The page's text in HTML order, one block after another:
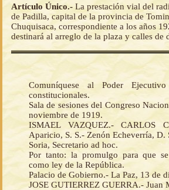
Artículo Único.- La prestación vial del
de Padilla, capital de la provincia de
Chuquisaca, correspondiente a los años
destinará al arreglo de la plaza y calles de
Comuníquese al Poder
constitucionales.
Sala de sesiones del Congreso
noviembre de 1919.
ISMAEL VAZQUEZ.- CARLOS
Aparicio, S. S.- Zenón Echeverría, D.
Soria, Secretario ad hoc.
Por tanto: la promulgo para que
como ley de la República.
Palacio de Gobierno.- La Paz, 13 de
JOSE GUTIERREZ GUERRA.- Juan